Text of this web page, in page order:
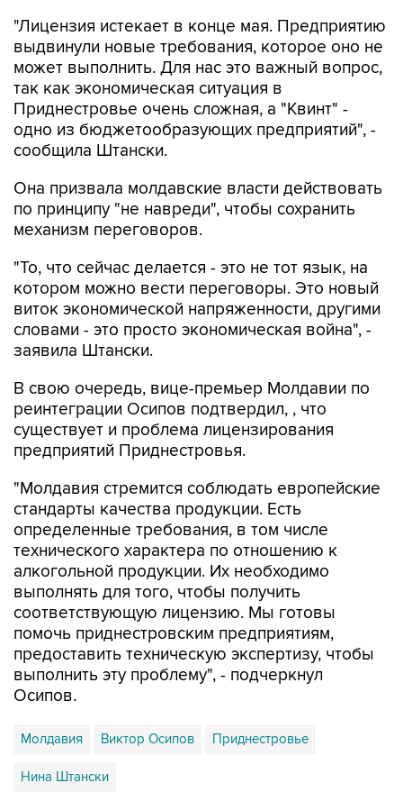
"Лицензия истекает в конце мая. Предприятию
выдвинули новые требования, которое оно не
может выполнить. Для нас это важный вопрос,
так как экономическая ситуация в
Приднестровье очень сложная, а "Квинт" -
одно из бюджетообразующих предприятий", -
сообщила Штански.
Она призвала молдавские власти действовать
по принципу "не навреди", чтобы сохранить
механизм переговоров.
"То, что сейчас делается - это не тот язык, на
котором можно вести переговоры. Это новый
виток экономической напряженности, другими
словами - это просто экономическая война", -
заявила Штански.
В свою очередь, вице-премьер Молдавии по
реинтеграции Осипов подтвердил, , что
существует и проблема лицензирования
предприятий Приднестровья.
"Молдавия стремится соблюдать европейские
стандарты качества продукции. Есть
определенные требования, в том числе
технического характера по отношению к
алкогольной продукции. Их необходимо
выполнять для того, чтобы получить
соответствующую лицензию. Мы готовы
помочь приднестровским предприятиям,
предоставить техническую экспертизу, чтобы
выполнить эту проблему", - подчеркнул
Осипов.
Молдавия Виктор Осипов Приднестровье
Нина Штански